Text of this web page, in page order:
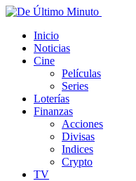
Inicio
Noticias
Cine
Películas
Series
Loterías
Finanzas
Acciones
Divisas
Indices
Crypto
TV